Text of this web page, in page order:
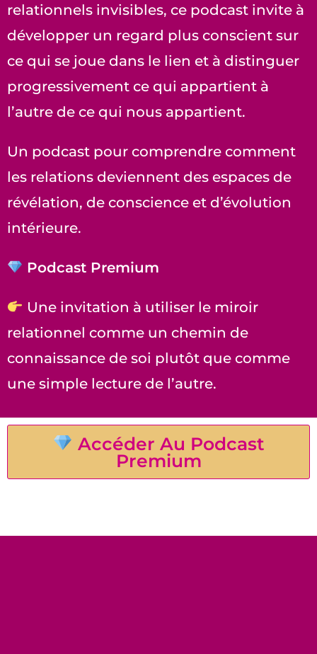
relationnels invisibles, ce podcast invite à
développer un regard plus conscient sur
ce qui se joue dans le lien et à distinguer
progressivement ce qui appartient à
l’autre de ce qui nous appartient.
Un podcast pour comprendre comment
les relations deviennent des espaces de
révélation, de conscience et d’évolution
intérieure.
Podcast Premium
Une invitation à utiliser le miroir
relationnel comme un chemin de
connaissance de soi plutôt que comme
une simple lecture de l’autre.
Accéder Au Podcast
Premium